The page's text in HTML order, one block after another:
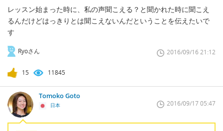
レッスン始まった時に、私の声聞こえる？と聞かれた時に聞こえ
るんだけどはっきりとは聞こえないんだということを伝えたいで
す
Ryoさん 2016/09/16 21:12
15 11845
Tomoko Goto
日本 2016/09/17 05:47